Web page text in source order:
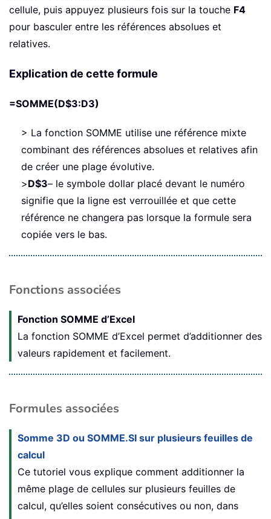
cellule, puis appuyez plusieurs fois sur la touche F4
pour basculer entre les références absolues et
relatives.
Explication de cette formule
=SOMME(D$3:D3)
> La fonction SOMME utilise une référence mixte
combinant des références absolues et relatives afin
de créer une plage évolutive.
>D$3– le symbole dollar placé devant le numéro
signifie que la ligne est verrouillée et que cette
référence ne changera pas lorsque la formule sera
copiée vers le bas.
Fonctions associées
Fonction SOMME d’Excel
La fonction SOMME d’Excel permet d’additionner des
valeurs rapidement et facilement.
Formules associées
Somme 3D ou SOMME.SI sur plusieurs feuilles de
calcul
Ce tutoriel vous explique comment additionner la
même plage de cellules sur plusieurs feuilles de
calcul, qu’elles soient consécutives ou non, dans